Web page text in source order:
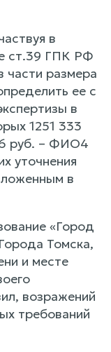
в
ст.39 ГПК РФ
части размера
ее с
в
1251 333
руб. – ФИО4
уточнения
в
«Город
Томска,
и месте
возражений
требований